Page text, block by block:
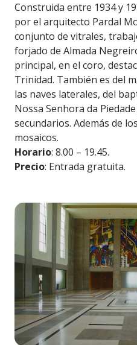
Construida entre 1934 y
por el arquitecto Pardal
conjunto de vitrales,
forjado de Almada
principal, en el coro,
Trinidad. También es del
las naves laterales, del
Nossa Senhora da
secundarios. Además de
mosaicos.
Horario: 8.00 – 19.45.
Precio: Entrada gratuita.